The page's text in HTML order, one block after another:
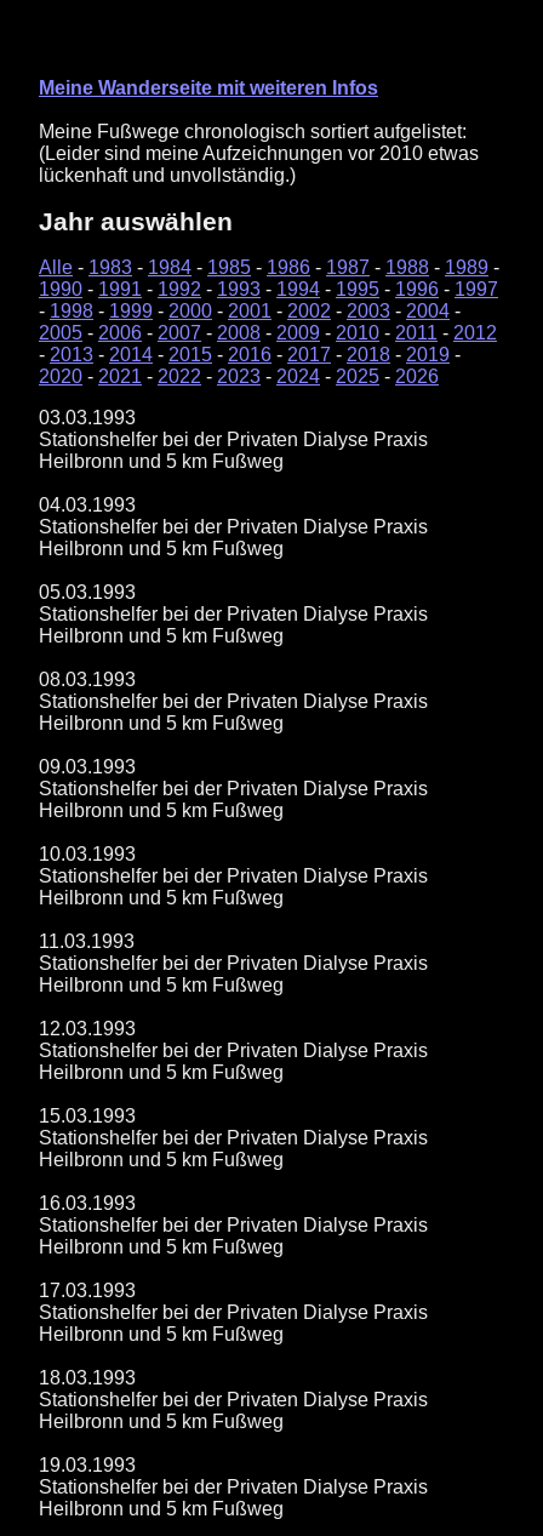
Meine Wanderseite mit weiteren Infos
Meine Fußwege chronologisch sortiert aufgelistet:
(Leider sind meine Aufzeichnungen vor 2010 etwas
lückenhaft und unvollständig.)
Jahr auswählen
Alle - 1983 - 1984 - 1985 - 1986 - 1987 - 1988 - 1989 -
1990 - 1991 - 1992 - 1993 - 1994 - 1995 - 1996 - 1997
- 1998 - 1999 - 2000 - 2001 - 2002 - 2003 - 2004 -
2005 - 2006 - 2007 - 2008 - 2009 - 2010 - 2011 - 2012
- 2013 - 2014 - 2015 - 2016 - 2017 - 2018 - 2019 -
2020 - 2021 - 2022 - 2023 - 2024 - 2025 - 2026
03.03.1993
Stationshelfer bei der Privaten Dialyse Praxis
Heilbronn und 5 km Fußweg
04.03.1993
Stationshelfer bei der Privaten Dialyse Praxis
Heilbronn und 5 km Fußweg
05.03.1993
Stationshelfer bei der Privaten Dialyse Praxis
Heilbronn und 5 km Fußweg
08.03.1993
Stationshelfer bei der Privaten Dialyse Praxis
Heilbronn und 5 km Fußweg
09.03.1993
Stationshelfer bei der Privaten Dialyse Praxis
Heilbronn und 5 km Fußweg
10.03.1993
Stationshelfer bei der Privaten Dialyse Praxis
Heilbronn und 5 km Fußweg
11.03.1993
Stationshelfer bei der Privaten Dialyse Praxis
Heilbronn und 5 km Fußweg
12.03.1993
Stationshelfer bei der Privaten Dialyse Praxis
Heilbronn und 5 km Fußweg
15.03.1993
Stationshelfer bei der Privaten Dialyse Praxis
Heilbronn und 5 km Fußweg
16.03.1993
Stationshelfer bei der Privaten Dialyse Praxis
Heilbronn und 5 km Fußweg
17.03.1993
Stationshelfer bei der Privaten Dialyse Praxis
Heilbronn und 5 km Fußweg
18.03.1993
Stationshelfer bei der Privaten Dialyse Praxis
Heilbronn und 5 km Fußweg
19.03.1993
Stationshelfer bei der Privaten Dialyse Praxis
Heilbronn und 5 km Fußweg